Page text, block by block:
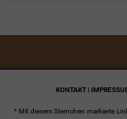
KONTAKT |
* Mit diesem Sternchen markierte